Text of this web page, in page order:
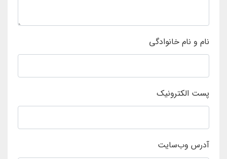
نام و نام خانوادگی
پست الکترونیک
آدرس وب‌سایت